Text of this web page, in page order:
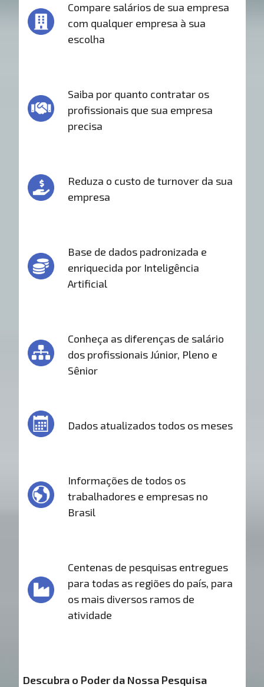
Compare salários de sua empresa
com qualquer empresa à sua
escolha
Saiba por quanto contratar os
profissionais que sua empresa
precisa
Reduza o custo de turnover da sua
empresa
Base de dados padronizada e
enriquecida por Inteligência
Artificial
Conheça as diferenças de salário
dos profissionais Júnior, Pleno e
Sênior
Dados atualizados todos os meses
Informações de todos os
trabalhadores e empresas no
Brasil
Centenas de pesquisas entregues
para todas as regiões do país, para
os mais diversos ramos de
atividade
Descubra o Poder da Nossa Pesquisa